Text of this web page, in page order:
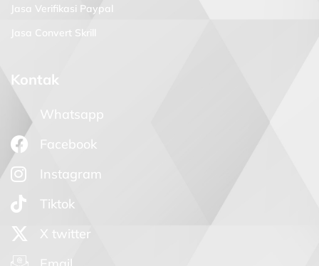
Jasa Verifikasi Paypal
Jasa Convert Skrill
Kontak
Whatsapp
Facebook
Instagram
Tiktok
X twitter